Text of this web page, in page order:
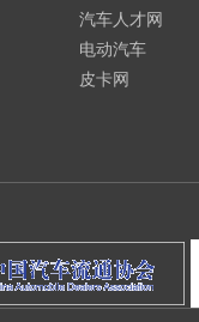
汽车人才网
电动汽车
皮卡网